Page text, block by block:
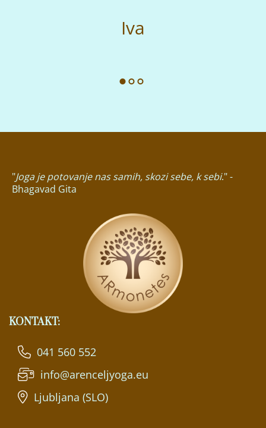
Iva
"Joga je potovanje nas samih, skozi sebe, k sebi." -
Bhagavad Gita
KONTAKT:
041 560 552
info@arenceljyoga.eu
Ljubljana (SLO)